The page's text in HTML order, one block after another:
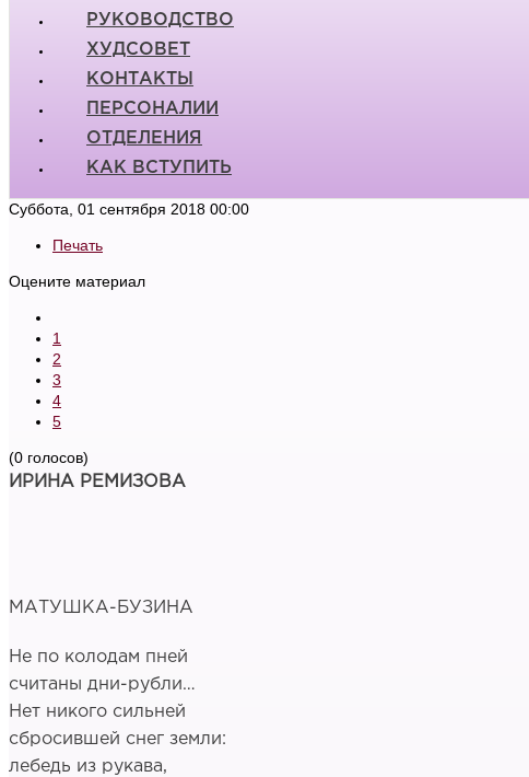
РУКОВОДСТВО
ХУДСОВЕТ
КОНТАКТЫ
ПЕРСОНАЛИИ
ОТДЕЛЕНИЯ
КАК ВСТУПИТЬ
Суббота, 01 сентября 2018 00:00
Печать
Оцените материал
1
2
3
4
5
(0 голосов)
ИРИНА РЕМИЗОВА
МАТУШКА-БУЗИНА
Не по колодам пней
считаны дни-рубли…
Нет никого сильней
сбросившей снег земли:
лебедь из рукава,